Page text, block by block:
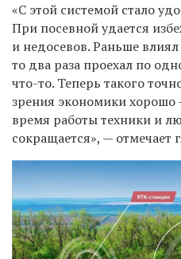
«С этой системой стало
При посевной удается
и недосевов. Раньше
то два раза проехал по
что-то. Теперь такого
зрения экономики хорошо
время работы техники и
сокращается», — отмечает